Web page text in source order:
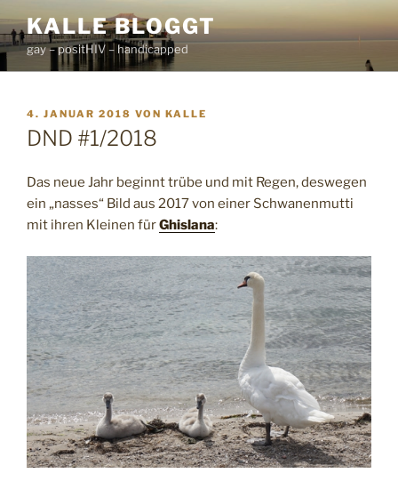
Inhalt
springen
KALLE BLOGGT
gay – positHIV – handicapped
VERÖFFENTLICHT
AM
4. JANUAR 2018 VON KALLE
DND #1/2018
Das neue Jahr beginnt trübe und mit Regen, deswegen
ein „nasses“ Bild aus 2017 von einer Schwanenmutti
mit ihren Kleinen fürGhislana: